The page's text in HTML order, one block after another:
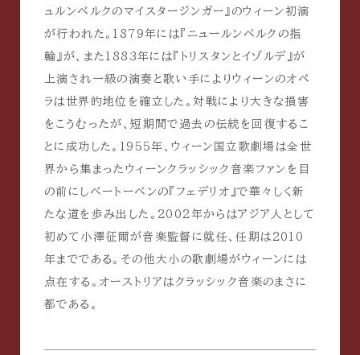
ュルンベルクのマイスタージンガー』のウィーン初演
が行われた。1879年には『ニュールンベルクの指
輪』が、また1883年には『トリスタンとイゾルデ』が
上演され一級の演奏と歌い手によりウィーンのオペ
ラは世界的地位を確立した。対戦により大きな損害
をこうむったが、短期間で過去の伝統を回復するこ
とに成功した。1955年、ウィーン国立歌劇場は全世
界から集まったウィーンクラッシック音楽ファンを目
の前にしベートーベンの『フェデリオ』で華々しく新
たな道を歩み出した。2002年からはアジア人として
初めて小澤征爾が音楽監督に就任、任期は2010
年までである。その他大小の歌劇場がウィーンには
点在する。オーストリアはクラッシック音楽のまさに
都である。